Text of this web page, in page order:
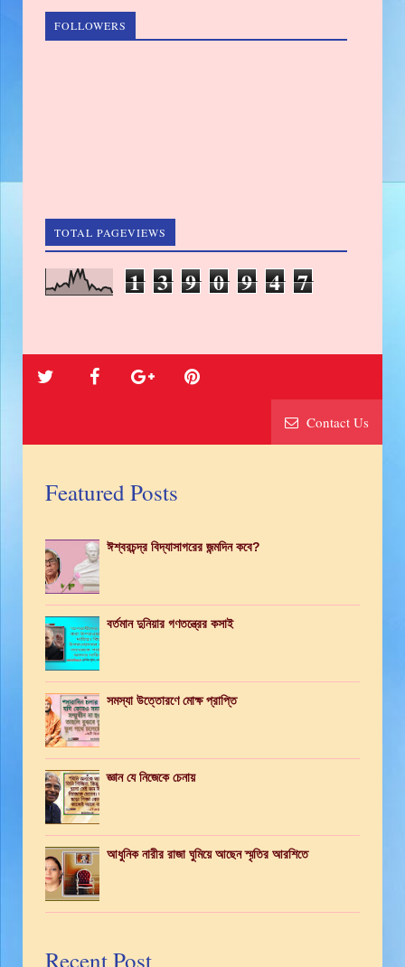
FOLLOWERS
TOTAL PAGEVIEWS
1 3 9 0 9 4 7
Contact Us
Featured Posts
ঈশ্বরচন্দ্র বিদ্যাসাগরের জন্মদিন কবে?
বর্তমান দুনিয়ার গণতন্ত্রের কসাই
সমস্যা উত্তোরণে মোক্ষ প্রাপ্তি
জ্ঞান যে নিজেকে চেনায়
আধুনিক নারীর রাজা ঘুমিয়ে আছেন স্মৃতির আরশিতে
Recent Post